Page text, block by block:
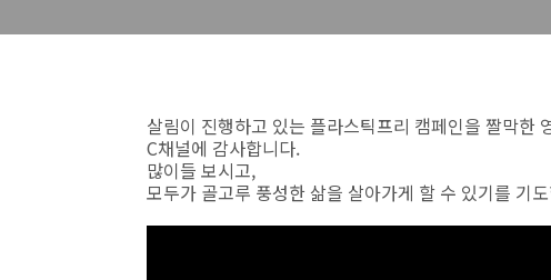
살림이 진행하고 있는 플라스틱프리 캠페인을 짤막한
C채널에 감사합니다.
많이들 보시고,
모두가 골고루 풍성한 삶을 살아가게 할 수 있기를 기